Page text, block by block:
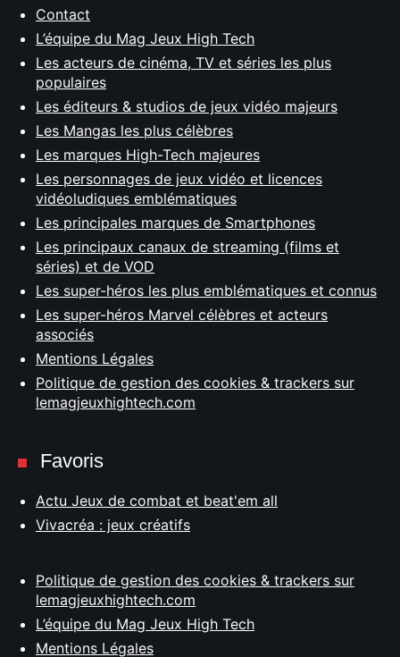
Contact
L’équipe du Mag Jeux High Tech
Les acteurs de cinéma, TV et séries les plus
populaires
Les éditeurs & studios de jeux vidéo majeurs
Les Mangas les plus célèbres
Les marques High-Tech majeures
Les personnages de jeux vidéo et licences
vidéoludiques emblématiques
Les principales marques de Smartphones
Les principaux canaux de streaming (films et
séries) et de VOD
Les super-héros les plus emblématiques et connus
Les super-héros Marvel célèbres et acteurs
associés
Mentions Légales
Politique de gestion des cookies & trackers sur
lemagjeuxhightech.com
Favoris
Actu Jeux de combat et beat'em all
Vivacréa : jeux créatifs
Politique de gestion des cookies & trackers sur
lemagjeuxhightech.com
L’équipe du Mag Jeux High Tech
Mentions Légales